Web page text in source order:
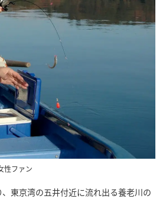
性ファン
東京湾の五井付近に流れ出る養老川の